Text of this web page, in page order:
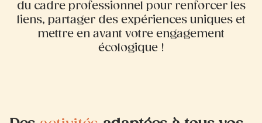
du cadre professionnel pour renforcer les
liens, partager des expériences uniques et
mettre en avant votre engagement
écologique !